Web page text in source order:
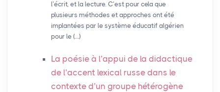
l’écrit, et la lecture. C’est pour cela que
plusieurs méthodes et approches ont été
implantées par le système éducatif algérien
pour le (…)
La poésie à l’appui de la didactique
de l’accent lexical russe dans le
contexte d’un groupe hétérogène